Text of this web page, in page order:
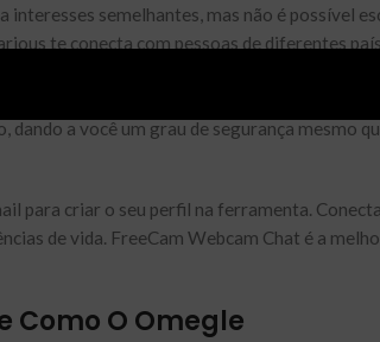
semelhantes, mas não é possível
te conecta com pessoas de diferentes
resultados, escolhendo somente conversar
entre pessoas desconhecidas de qualquer
dando a você um grau de segurança mesmo
para criar o seu perfil na ferramenta.
de vida. FreeCam Webcam Chat é a
Como O Omegle